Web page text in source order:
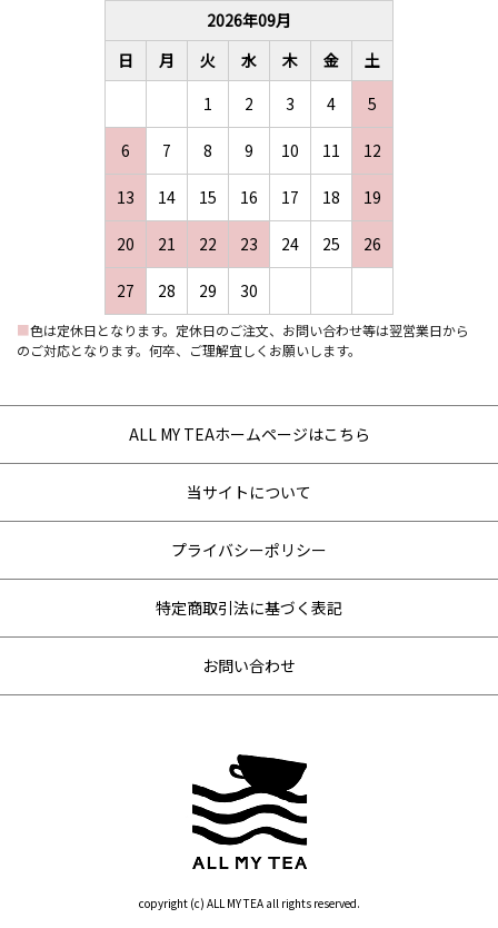
2026年09月
日
月 火 水 木 金
土
1
2 3 4 5
6 7 8 9 10 11 12
13 14 15 16 17 18 19
20 21 22 23 24 25 26
27 28 29 30
■色は定休日となります。定休日のご注文、お問い合わせ等は翌営業日から
のご対応となります。何卒、ご理解宜しくお願いします。
ALL MY TEAホームページはこちら
当サイトについて
プライバシーポリシー
特定商取引法に基づく表記
お問い合わせ
copyright (c) ALL MY TEA all rights reserved.